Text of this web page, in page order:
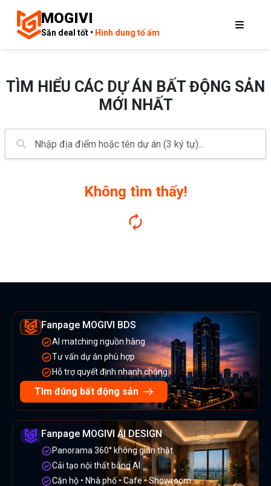
MOGIVI
Săn deal tốt • Hình dung tổ ấm
TÌM HIỂU CÁC DỰ ÁN BẤT ĐỘNG SẢN
MỚI NHẤT
Không tìm thấy!
Fanpage MOGIVI BDS
AI matching nguồn hàng
Tư vấn dự án phù hợp
Hỗ trợ quyết định nhanh chóng
Tìm đúng bất động sản
Fanpage MOGIVI AI DESIGN
Panorama 360° không gian thật
Cải tạo nội thất bằng AI
Căn hộ • Nhà phố • Cafe • Showroom